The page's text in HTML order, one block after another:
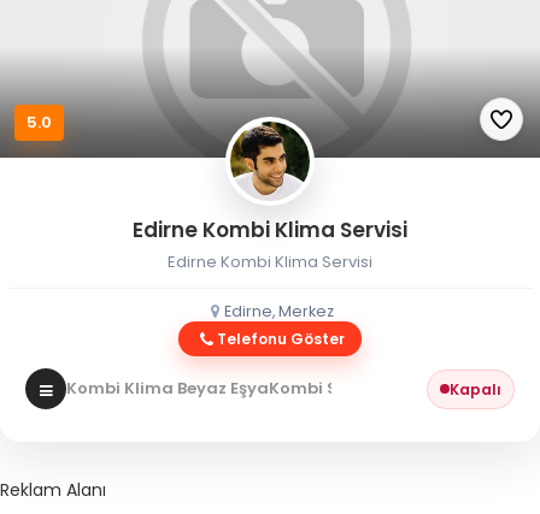
5.0
Edirne Kombi Klima Servisi
Edirne Kombi Klima Servisi
Edirne, Merkez
Telefonu Göster
Kombi Klima Beyaz EşyaKombi Servisi Kapalı
Reklam Alanı